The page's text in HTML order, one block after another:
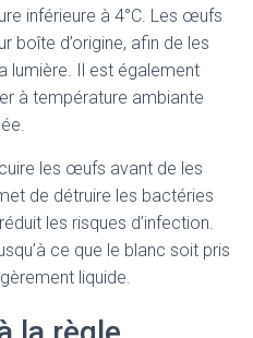
inférieure à 4°C. Les œufs
boîte d’origine, afin de les
lumière. Il est également
à température ambiante
les œufs avant de les
de détruire les bactéries
les risques d’infection.
ce que le blanc soit pris
liquide.